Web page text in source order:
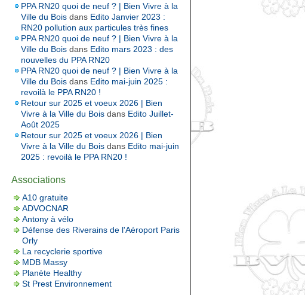
PPA RN20 quoi de neuf ? | Bien Vivre à la
Ville du Bois dans Edito Janvier 2023 :
RN20 pollution aux particules très fines
PPA RN20 quoi de neuf ? | Bien Vivre à la
Ville du Bois dans Edito mars 2023 : des
nouvelles du PPA RN20
PPA RN20 quoi de neuf ? | Bien Vivre à la
Ville du Bois dans Edito mai-juin 2025 :
revoilà le PPA RN20 !
Retour sur 2025 et voeux 2026 | Bien
Vivre à la Ville du Bois dans Edito Juillet-
Août 2025
Retour sur 2025 et voeux 2026 | Bien
Vivre à la Ville du Bois dans Edito mai-juin
2025 : revoilà le PPA RN20 !
Associations
A10 gratuite
ADVOCNAR
Antony à vélo
Défense des Riverains de l'Aéroport Paris
Orly
La recyclerie sportive
MDB Massy
Planète Healthy
St Prest Environnement